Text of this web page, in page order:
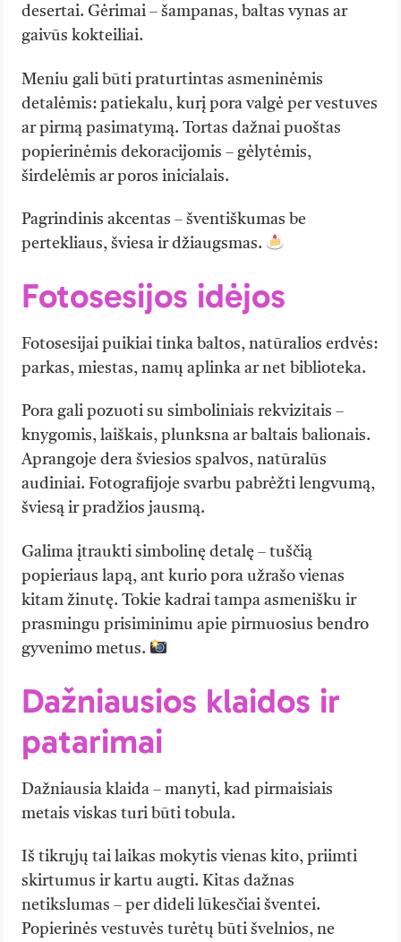
desertai. Gėrimai – šampanas, baltas vynas ar
gaivūs kokteiliai.
Meniu gali būti praturtintas asmeninėmis
detalėmis: patiekalu, kurį pora valgė per vestuves
ar pirmą pasimatymą. Tortas dažnai puoštas
popierinėmis dekoracijomis – gėlytėmis,
širdelėmis ar poros inicialais.
Pagrindinis akcentas – šventiškumas be
pertekliaus, šviesa ir džiaugsmas.
Fotosesijos idėjos
Fotosesijai puikiai tinka baltos, natūralios erdvės:
parkas, miestas, namų aplinka ar net biblioteka.
Pora gali pozuoti su simboliniais rekvizitais –
knygomis, laiškais, plunksna ar baltais balionais.
Aprangoje dera šviesios spalvos, natūralūs
audiniai. Fotografijoje svarbu pabrėžti lengvumą,
šviesą ir pradžios jausmą.
Galima įtraukti simbolinę detalę – tuščią
popieriaus lapą, ant kurio pora užrašo vienas
kitam žinutę. Tokie kadrai tampa asmenišku ir
prasmingu prisiminimu apie pirmuosius bendro
gyvenimo metus.
Dažniausios klaidos ir
patarimai
Dažniausia klaida – manyti, kad pirmaisiais
metais viskas turi būti tobula.
Iš tikrųjų tai laikas mokytis vienas kito, priimti
skirtumus ir kartu augti. Kitas dažnas
netikslumas – per dideli lūkesčiai šventei.
Popierinės vestuvės turėtų būti švelnios, ne